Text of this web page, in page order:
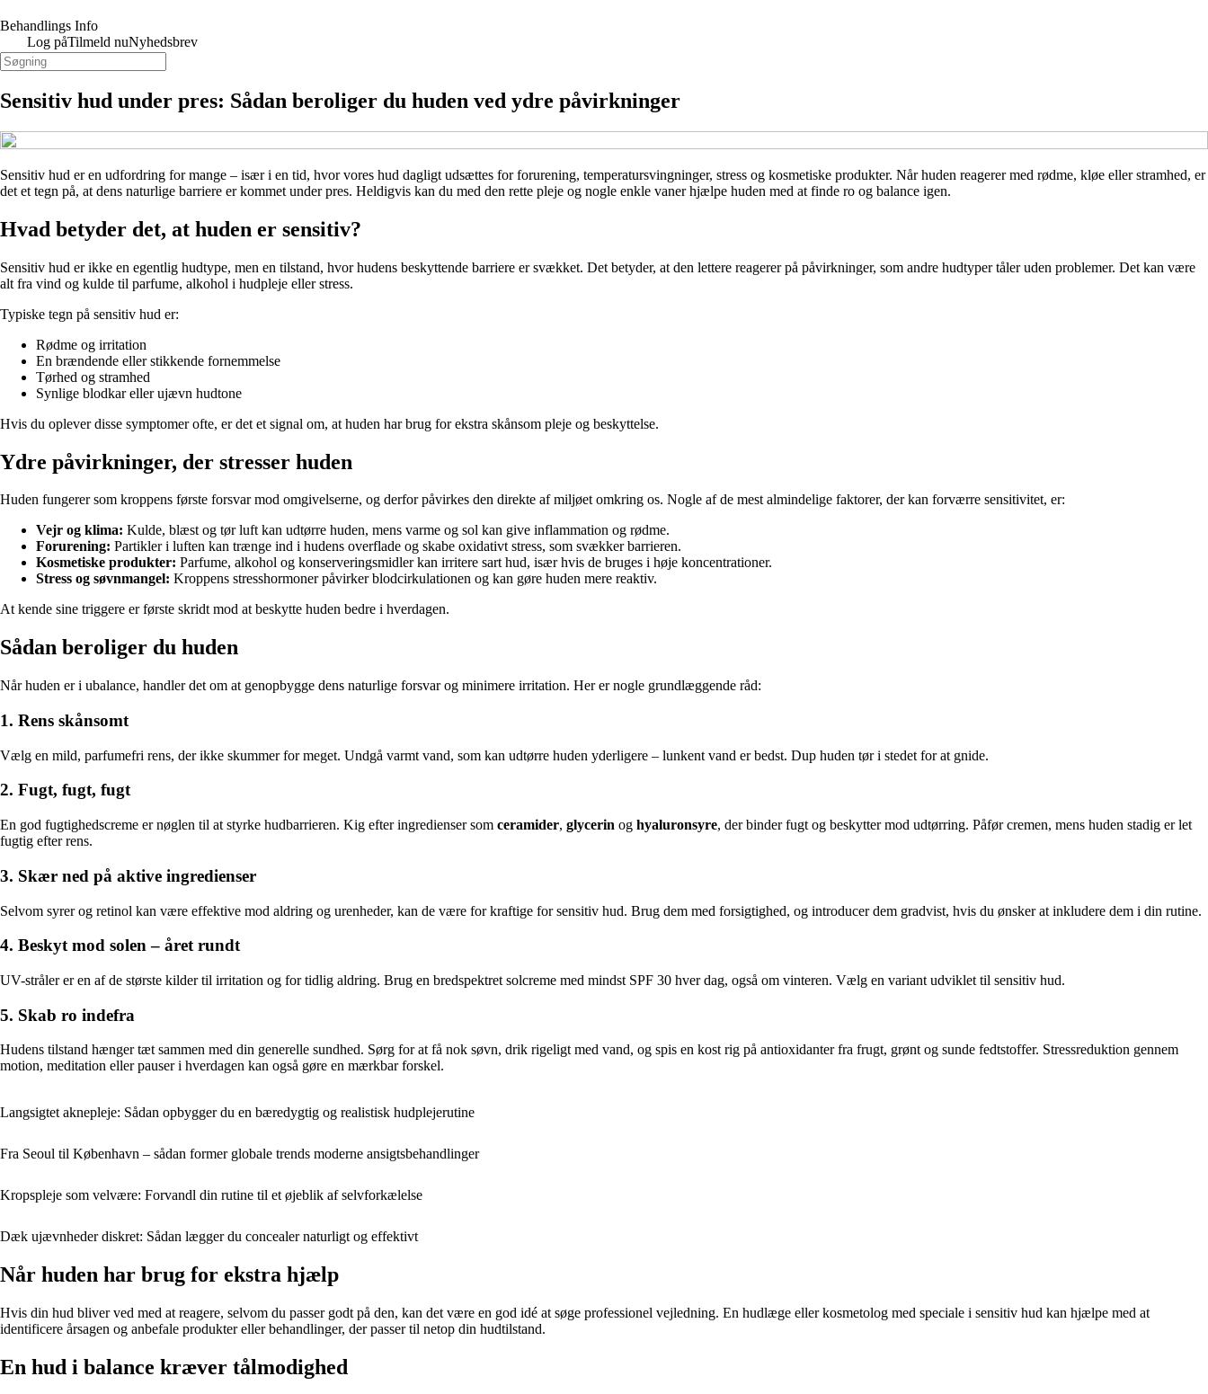
Behandlings Info
Log påTilmeld nuNyhedsbrev
Sensitiv hud under pres: Sådan beroliger du huden ved ydre påvirkninger
Sensitiv hud er en udfordring for mange – især i en tid, hvor vores hud dagligt udsættes for forurening, temperatursvingninger, stress og kosmetiske produkter. Når huden reagerer med rødme, kløe eller stramhed, er
det et tegn på, at dens naturlige barriere er kommet under pres. Heldigvis kan du med den rette pleje og nogle enkle vaner hjælpe huden med at finde ro og balance igen.
Hvad betyder det, at huden er sensitiv?
Sensitiv hud er ikke en egentlig hudtype, men en tilstand, hvor hudens beskyttende barriere er svækket. Det betyder, at den lettere reagerer på påvirkninger, som andre hudtyper tåler uden problemer. Det kan være
alt fra vind og kulde til parfume, alkohol i hudpleje eller stress.
Typiske tegn på sensitiv hud er:
Rødme og irritation
En brændende eller stikkende fornemmelse
Tørhed og stramhed
Synlige blodkar eller ujævn hudtone
Hvis du oplever disse symptomer ofte, er det et signal om, at huden har brug for ekstra skånsom pleje og beskyttelse.
Ydre påvirkninger, der stresser huden
Huden fungerer som kroppens første forsvar mod omgivelserne, og derfor påvirkes den direkte af miljøet omkring os. Nogle af de mest almindelige faktorer, der kan forværre sensitivitet, er:
Vejr og klima: Kulde, blæst og tør luft kan udtørre huden, mens varme og sol kan give inflammation og rødme.
Forurening: Partikler i luften kan trænge ind i hudens overflade og skabe oxidativt stress, som svækker barrieren.
Kosmetiske produkter: Parfume, alkohol og konserveringsmidler kan irritere sart hud, især hvis de bruges i høje koncentrationer.
Stress og søvnmangel: Kroppens stresshormoner påvirker blodcirkulationen og kan gøre huden mere reaktiv.
At kende sine triggere er første skridt mod at beskytte huden bedre i hverdagen.
Sådan beroliger du huden
Når huden er i ubalance, handler det om at genopbygge dens naturlige forsvar og minimere irritation. Her er nogle grundlæggende råd:
1. Rens skånsomt
Vælg en mild, parfumefri rens, der ikke skummer for meget. Undgå varmt vand, som kan udtørre huden yderligere – lunkent vand er bedst. Dup huden tør i stedet for at gnide.
2. Fugt, fugt, fugt
En god fugtighedscreme er nøglen til at styrke hudbarrieren. Kig efter ingredienser som ceramider, glycerin og hyaluronsyre, der binder fugt og beskytter mod udtørring. Påfør cremen, mens huden stadig er let
fugtig efter rens.
3. Skær ned på aktive ingredienser
Selvom syrer og retinol kan være effektive mod aldring og urenheder, kan de være for kraftige for sensitiv hud. Brug dem med forsigtighed, og introducer dem gradvist, hvis du ønsker at inkludere dem i din rutine.
4. Beskyt mod solen – året rundt
UV-stråler er en af de største kilder til irritation og for tidlig aldring. Brug en bredspektret solcreme med mindst SPF 30 hver dag, også om vinteren. Vælg en variant udviklet til sensitiv hud.
5. Skab ro indefra
Hudens tilstand hænger tæt sammen med din generelle sundhed. Sørg for at få nok søvn, drik rigeligt med vand, og spis en kost rig på antioxidanter fra frugt, grønt og sunde fedtstoffer. Stressreduktion gennem
motion, meditation eller pauser i hverdagen kan også gøre en mærkbar forskel.
Langsigtet aknepleje: Sådan opbygger du en bæredygtig og realistisk hudplejerutine
Fra Seoul til København – sådan former globale trends moderne ansigtsbehandlinger
Kropspleje som velvære: Forvandl din rutine til et øjeblik af selvforkælelse
Dæk ujævnheder diskret: Sådan lægger du concealer naturligt og effektivt
Når huden har brug for ekstra hjælp
Hvis din hud bliver ved med at reagere, selvom du passer godt på den, kan det være en god idé at søge professionel vejledning. En hudlæge eller kosmetolog med speciale i sensitiv hud kan hjælpe med at
identificere årsagen og anbefale produkter eller behandlinger, der passer til netop din hudtilstand.
En hud i balance kræver tålmodighed